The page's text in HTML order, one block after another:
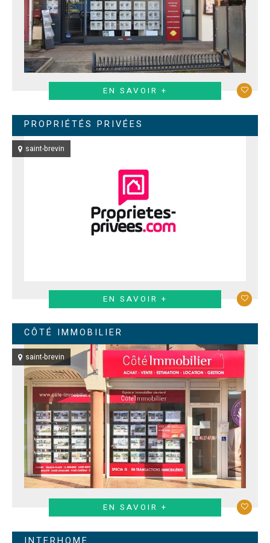
EN SAVOIR +
PROPRIÉTÉS PRIVÉES
saint-brevin
EN SAVOIR +
CÔTÉ IMMOBILIER
saint-brevin
EN SAVOIR +